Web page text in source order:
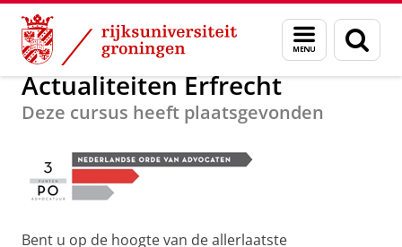
Skip
Content
Skip
Navigation
Menu
en
zoeken
Over ons Postacademisch Onderwijs
Actualiteiten Erfrecht
Deze cursus heeft plaatsgevonden
Bent u op de hoogte van de allerlaatste